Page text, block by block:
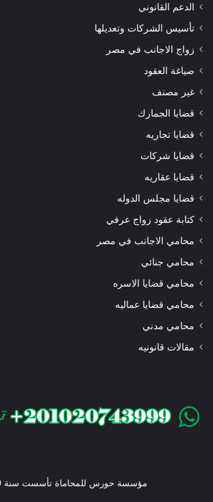
الدعم القانوني
تأسيس الشركات وتعديلها
زواج الاجانب في مصر
صياغة العقود
غير مصنف
قضايا الجمارك
قضايا تجاريه
قضايا شركات
قضايا عقاريه
قضايا مجلس الدوله
كتابة عقود زواج عرفي
محامي الاجانب في مصر
محامي جنائي
محامي قضايا الاسره
محامي قضايا عماليه
محامي مدني
مقالات قانونيه
مؤسسة حورس للمحاماة تأسست سنة 1989م،